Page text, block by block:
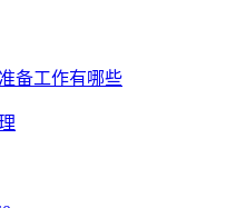
备工作有哪些